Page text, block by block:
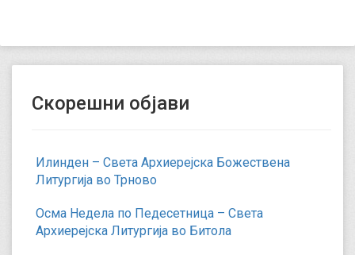
Скорешни објави
Илинден – Света Архиерејска Божествена
Литургија во Трново
Осма Недела по Педесетница – Света
Архиерејска Литургија во Битола